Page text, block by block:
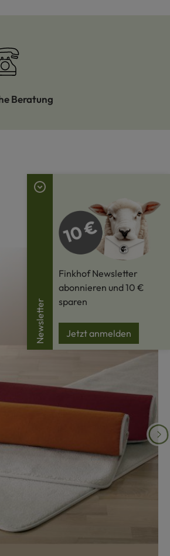
Beratung
Newsletter
Finkhof Newsletter
abonnieren und 10 €
sparen
Jetzt anmelden